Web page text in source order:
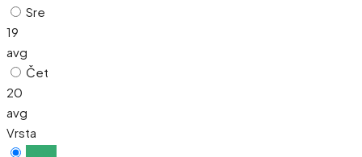
Sre
19
avg
Čet
20
avg
Vrsta